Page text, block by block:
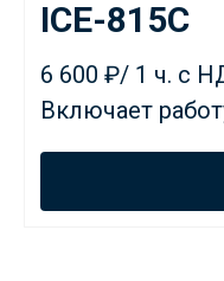
ICE-815C
6 600 ₽/ 1 ч. с
Включает